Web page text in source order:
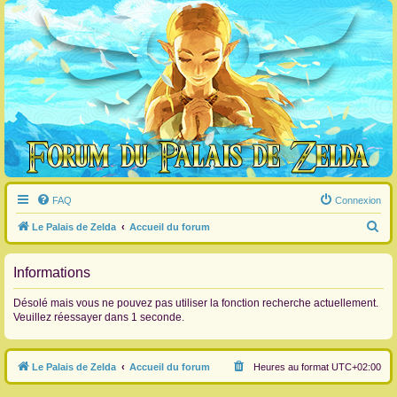
FAQ Connexion
Le Palais de Zelda Accueil du forum
e
h
c
Informations
Désolé mais vous ne pouvez pas utiliser la fonction recherche actuellement.
Veuillez réessayer dans 1 seconde.
Le Palais de Zelda Accueil du forum Heures au format UTC+02:00